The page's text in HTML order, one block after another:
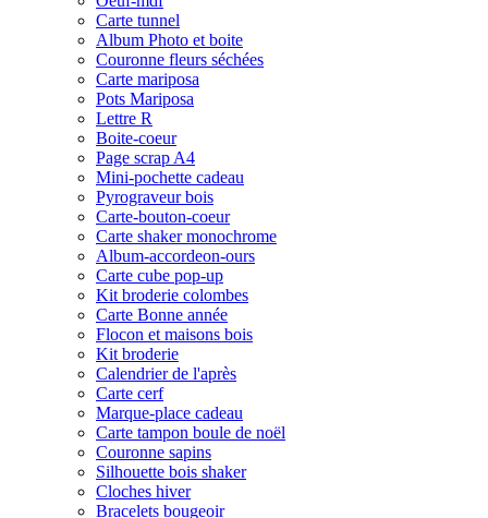
Carte tunnel
Album Photo et boite
Couronne fleurs séchées
Carte mariposa
Pots Mariposa
Lettre R
Boite-coeur
Page scrap A4
Mini-pochette cadeau
Pyrograveur bois
Carte-bouton-coeur
Carte shaker monochrome
Album-accordeon-ours
Carte cube pop-up
Kit broderie colombes
Carte Bonne année
Flocon et maisons bois
Kit broderie
Calendrier de l'après
Carte cerf
Marque-place cadeau
Carte tampon boule de noël
Couronne sapins
Silhouette bois shaker
Cloches hiver
Bracelets bougeoir